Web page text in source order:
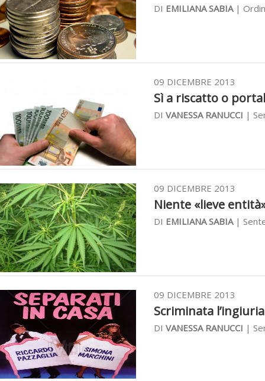
DI EMILIANA SABIA|
09 DICEMBRE 2013
Sì a riscatto o
DI VANESSA RANUCCI |
09 DICEMBRE 2013
Niente «lieve
DI EMILIANA SABIA|
09 DICEMBRE 2013
Scriminata
DI VANESSA RANUCCI |